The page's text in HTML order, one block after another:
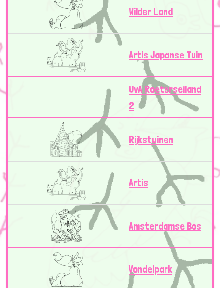
Wilder Land
Artis Japanse Tuin
UvA Roeterseiland
2
Rijkstuinen
Artis
Amsterdamse Bos
Vondelpark